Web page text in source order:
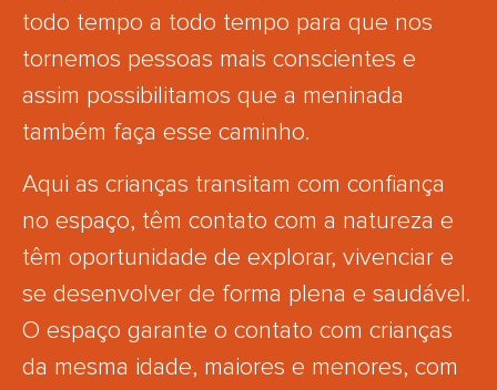
todo tempo a todo tempo para que nos
tornemos pessoas mais conscientes e
assim possibilitamos que a meninada
também faça esse caminho.
Aqui as crianças transitam com confiança
no espaço, têm contato com a natureza e
têm oportunidade de explorar, vivenciar e
se desenvolver de forma plena e saudável.
O espaço garante o contato com crianças
da mesma idade, maiores e menores, com